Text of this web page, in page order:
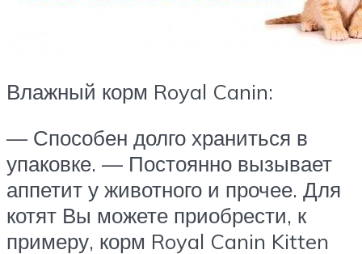
Влажный корм Royal Canin:
— Способен долго храниться в
упаковке. — Постоянно вызывает
аппетит у животного и прочее. Для
котят Вы можете приобрести, к
примеру, корм Royal Canin Kitten